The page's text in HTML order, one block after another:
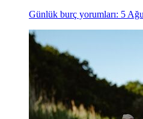
Günlük burç yorumları: 5